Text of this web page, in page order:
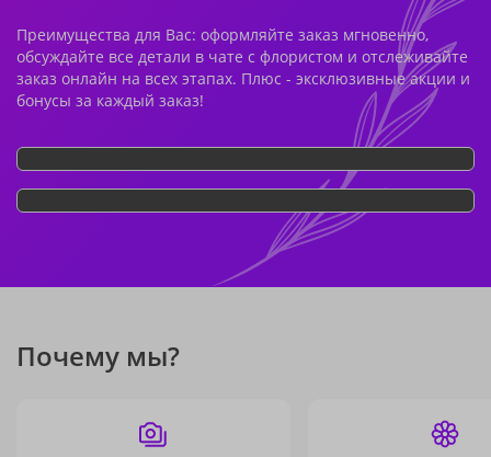
Преимущества для Вас: оформляйте заказ мгновенно,
обсуждайте все детали в чате с флористом и отслеживайте
заказ онлайн на всех этапах. Плюс - эксклюзивные акции и
бонусы за каждый заказ!
Почему мы?